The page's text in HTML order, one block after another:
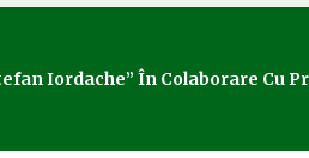
Iordache” În Colaborare Cu